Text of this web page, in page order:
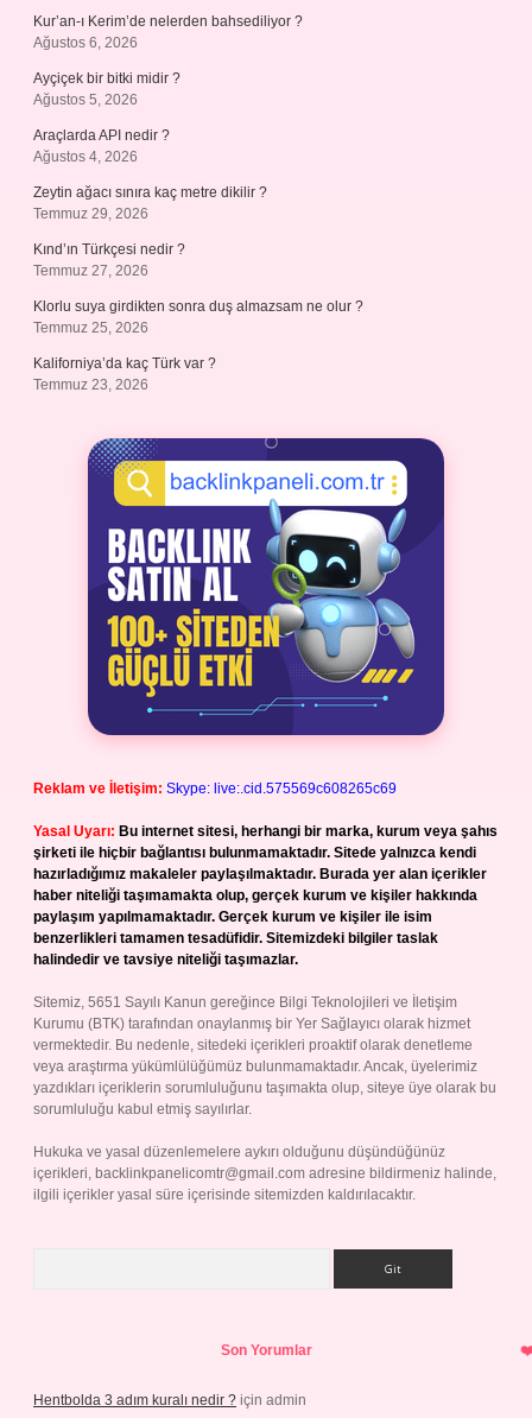
Kur’an-ı Kerim’de nelerden bahsediliyor ?
Ağustos 6, 2026
Ayçiçek bir bitki midir ?
Ağustos 5, 2026
Araçlarda API nedir ?
Ağustos 4, 2026
Zeytin ağacı sınıra kaç metre dikilir ?
Temmuz 29, 2026
Kınd’ın Türkçesi nedir ?
Temmuz 27, 2026
Klorlu suya girdikten sonra duş almazsam ne olur ?
Temmuz 25, 2026
Kaliforniya’da kaç Türk var ?
Temmuz 23, 2026
Reklam ve İletişim: Skype: live:.cid.575569c608265c69
Yasal Uyarı: Bu internet sitesi, herhangi bir marka, kurum veya şahıs
şirketi ile hiçbir bağlantısı bulunmamaktadır. Sitede yalnızca kendi
hazırladığımız makaleler paylaşılmaktadır. Burada yer alan içerikler
haber niteliği taşımamakta olup, gerçek kurum ve kişiler hakkında
paylaşım yapılmamaktadır. Gerçek kurum ve kişiler ile isim
benzerlikleri tamamen tesadüfidir. Sitemizdeki bilgiler taslak
halindedir ve tavsiye niteliği taşımazlar.
Sitemiz, 5651 Sayılı Kanun gereğince Bilgi Teknolojileri ve İletişim
Kurumu (BTK) tarafından onaylanmış bir Yer Sağlayıcı olarak hizmet
vermektedir. Bu nedenle, sitedeki içerikleri proaktif olarak denetleme
veya araştırma yükümlülüğümüz bulunmamaktadır. Ancak, üyelerimiz
yazdıkları içeriklerin sorumluluğunu taşımakta olup, siteye üye olarak bu
sorumluluğu kabul etmiş sayılırlar.
Hukuka ve yasal düzenlemelere aykırı olduğunu düşündüğünüz
içerikleri, backlinkpanelicomtr@gmail.com adresine bildirmeniz halinde,
ilgili içerikler yasal süre içerisinde sitemizden kaldırılacaktır.
Son Yorumlar
Hentbolda 3 adım kuralı nedir ? için admin